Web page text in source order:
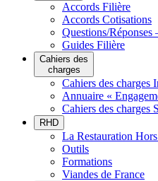
Accords Filière
Accords Cotisations
Questions/Réponses
Guides Filière
Cahiers des
charges
Cahiers des charges
Annuaire «
Cahiers des charges
RHD
La Restauration
Outils
Formations
Viandes de France